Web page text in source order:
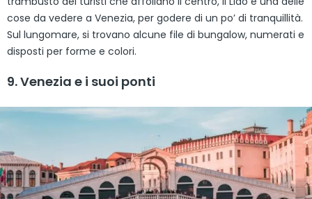
cose da vedere a Venezia, per godere di un po’ di tranquillità.
Sul lungomare, si trovano alcune file di bungalow, numerati e
disposti per forme e colori.
9. Venezia e i suoi ponti